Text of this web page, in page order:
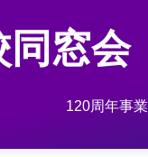
同窓会
120周年事業